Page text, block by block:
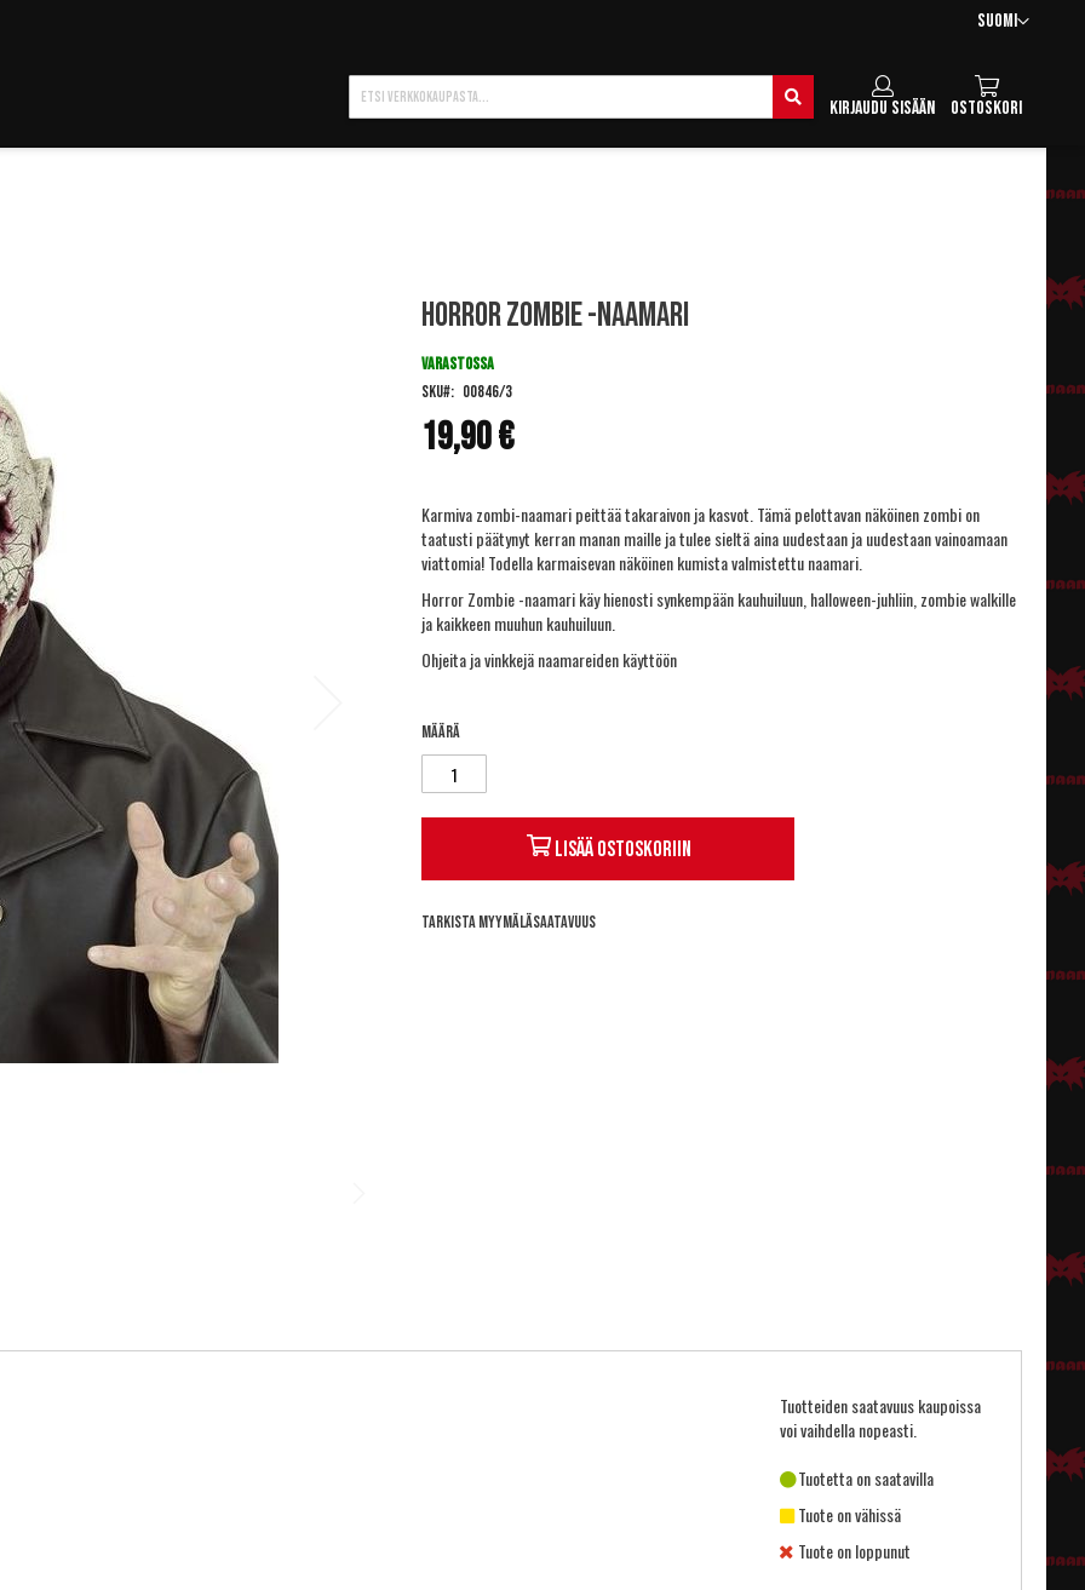
Kieli
Suomi
Ostoskori
Kirjaudu sisään
Hae
Horror Zombie -naamari
19,90 €
VARASTOSSA
SKU
00846/3
Karmiva zombi-naamari peittää takaraivon ja kasvot. Tämä pelottavan näköinen zombi on
taatusti päätynyt kerran manan maille ja tulee sieltä aina uudestaan ja uudestaan vainoamaan
viattomia! Todella karmaisevan näköinen kumista valmistettu naamari.
Horror Zombie -naamari käy hienosti synkempään kauhuiluun, halloween-juhliin, zombie walkille
ja kaikkeen muuhun kauhuiluun.
Ohjeita ja vinkkejä naamareiden käyttöön
Määrä
Lisää ostoskoriin
Tarkista myymäläsaatavuus
Tuotteiden saatavuus kaupoissa
voi vaihdella nopeasti.
Tuotetta on saatavilla
Tuote on vähissä
Tuote on loppunut